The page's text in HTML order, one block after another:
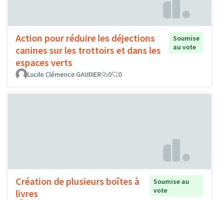
Action pour réduire les déjections
canines sur les trottoirs et dans les
espaces verts
Soumise
au vote
Lucile Clémence GAUDIER 0 0
Création de plusieurs boîtes à
livres
Soumise au
vote